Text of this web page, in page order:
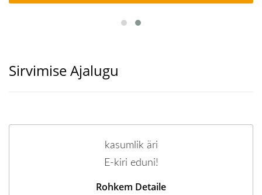
Sirvimise Ajalugu
kasumlik äri
E-kiri eduni!
Rohkem Detaile